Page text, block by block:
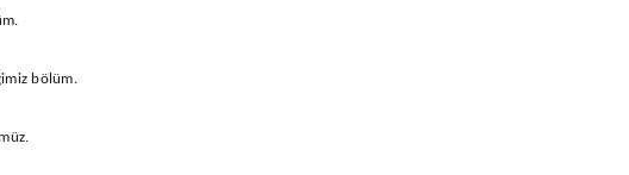
bölüm.